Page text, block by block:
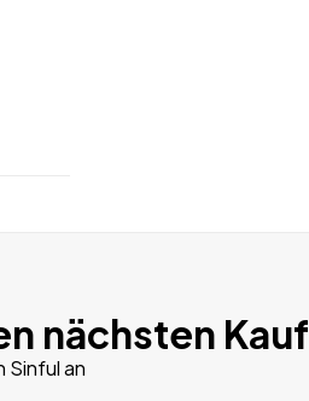
nächsten Kauf
Sinful an